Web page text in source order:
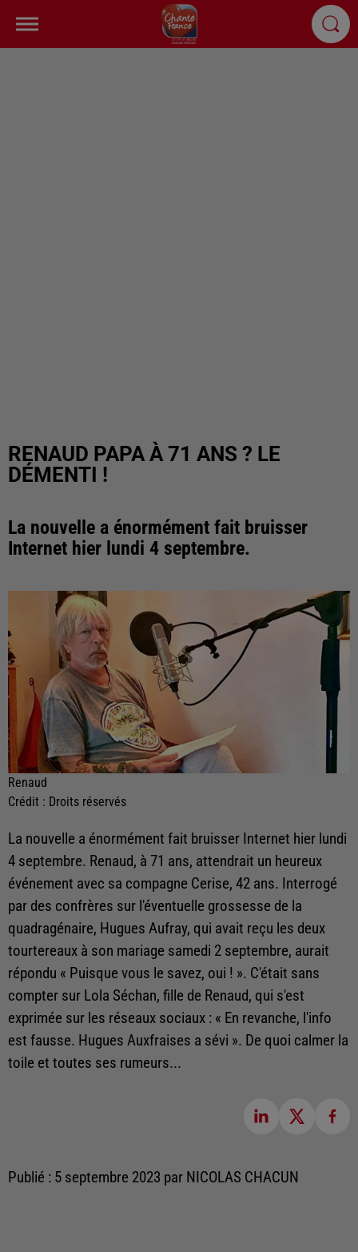
RENAUD PAPA À 71 ANS ? LE
DÉMENTI !
La nouvelle a énormément fait bruisser
Internet hier lundi 4 septembre.
Renaud
Crédit : Droits réservés
La nouvelle a énormément fait bruisser Internet hier lundi
4 septembre. Renaud, à 71 ans, attendrait un heureux
événement avec sa compagne Cerise, 42 ans. Interrogé
par des confrères sur l'éventuelle grossesse de la
quadragénaire, Hugues Aufray, qui avait reçu les deux
tourtereaux à son mariage samedi 2 septembre, aurait
répondu « Puisque vous le savez, oui ! ». C'était sans
compter sur Lola Séchan, fille de Renaud, qui s'est
exprimée sur les réseaux sociaux : « En revanche, l'info
est fausse. Hugues Auxfraises a sévi ». De quoi calmer la
toile et toutes ses rumeurs...
Publié : 5 septembre 2023 par NICOLAS CHACUN